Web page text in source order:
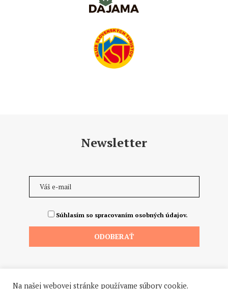
Newsletter
Súhlasím so spracovaním osobných údajov.
Na našej webovej stránke používame súbory cookie.